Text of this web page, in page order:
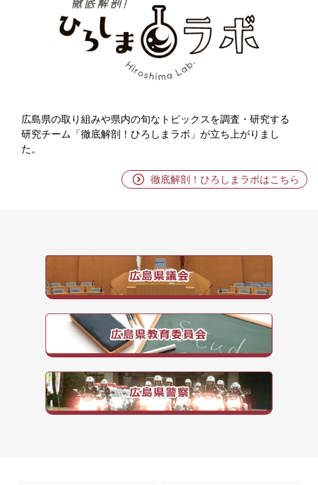
広島県の取り組みや県内の旬なトピックスを調査・研究する
研究チーム「徹底解剖！ひろしまラボ」が立ち上がりまし
た。
徹底解剖！ひろしまラボはこちら